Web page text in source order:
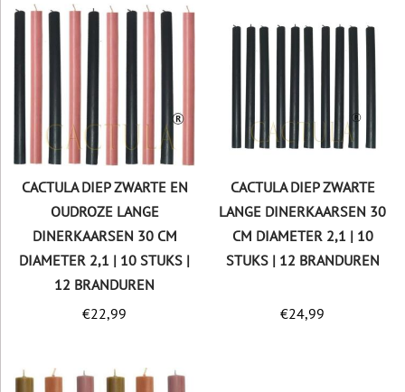
CACTULA DIEP ZWARTE EN
OUDROZE LANGE
DINERKAARSEN 30 CM
DIAMETER 2,1 | 10 STUKS |
12 BRANDUREN
€22,99
CACTULA DIEP ZWARTE
LANGE DINERKAARSEN 30
CM DIAMETER 2,1 | 10
STUKS | 12 BRANDUREN
€24,99